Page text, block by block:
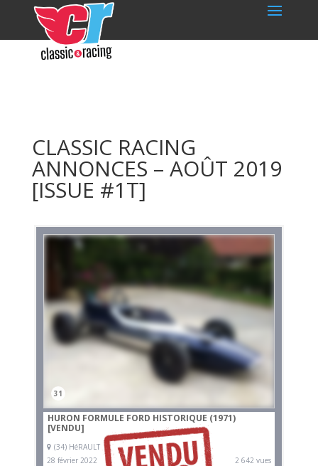
CLASSIC RACING
ANNONCES – AOÛT 2019
[ISSUE #1T]
31
HURON FORMULE FORD HISTORIQUE (1971)
[VENDU]
(34) HéRAULT
28 février 2022
2 642 vues